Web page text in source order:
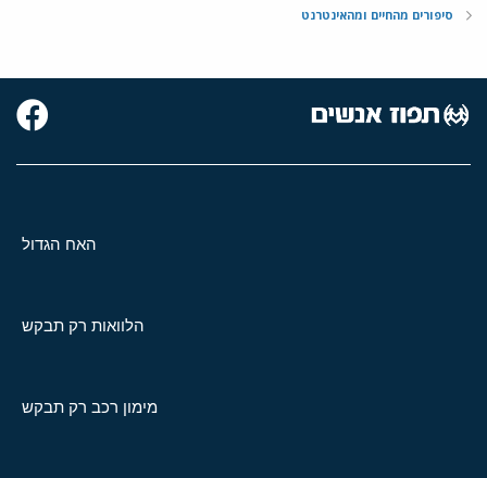
סיפורים מהחיים ומהאינטרנט
האח הגדול
הלוואות רק תבקש
מימון רכב רק תבקש